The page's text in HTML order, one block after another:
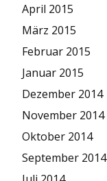
April 2015
März 2015
Februar 2015
Januar 2015
Dezember 2014
November 2014
Oktober 2014
September 2014